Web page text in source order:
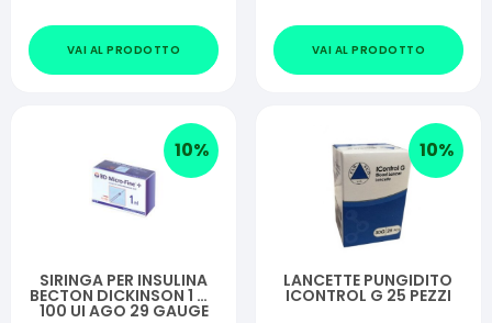
VAI AL PRODOTTO VAI AL PRODOTTO
10%
SIRINGA PER INSULINA
BECTON DICKINSON 1 ML
100 UI AGO 29 GAUGE
10%
LANCETTE PUNGIDITO
ICONTROL G 25 PEZZI